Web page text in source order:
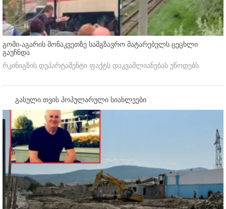
გომი-აგარის მონაკვეთზე სამგზავრო მატარებელს ცეცხლი
გაუჩნდა
რკინიგზის დეპარტამენტი ფაქტს დაკვამლიანებას უწოდებს.
გასული თვის პოპულარული სიახლეები